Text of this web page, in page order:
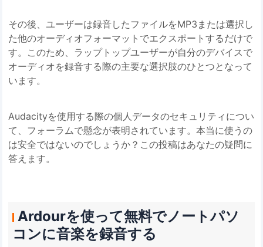
その後、ユーザーは録音したファイルをMP3または選択し
た他のオーディオフォーマットでエクスポートするだけで
す。このため、ラップトップユーザーが自分のデバイスで
オーディオを録音する際の主要な選択肢のひとつとなって
います。
Audacityを使用する際の個人データのセキュリティについ
て、フォーラムで懸念が表明されています。本当に使うの
は安全ではないのでしょうか？この投稿はあなたの疑問に
答えます。
Ardourを使って無料でノートパソ
コンに音楽を録音する